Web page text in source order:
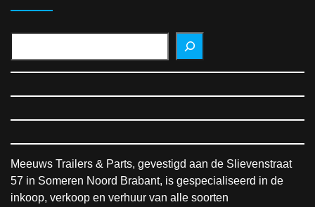
Meeuws Trailers & Parts, gevestigd aan de Slievenstraat
57 in Someren Noord Brabant, is gespecialiseerd in de
inkoop, verkoop en verhuur van alle soorten